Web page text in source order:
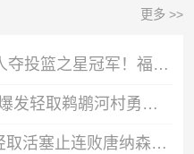
更多 >>
全明星：华盛顿神秘人夺投篮之星冠军！福德夺得三分大赛冠军！
🏀夏联-步行者第三节爆发轻取鹈鹕河村勇辉5+5+12斯劳森22分
🏀夏联-热火5人上双轻取活塞止连败唐纳森20+8+10奥科里27分